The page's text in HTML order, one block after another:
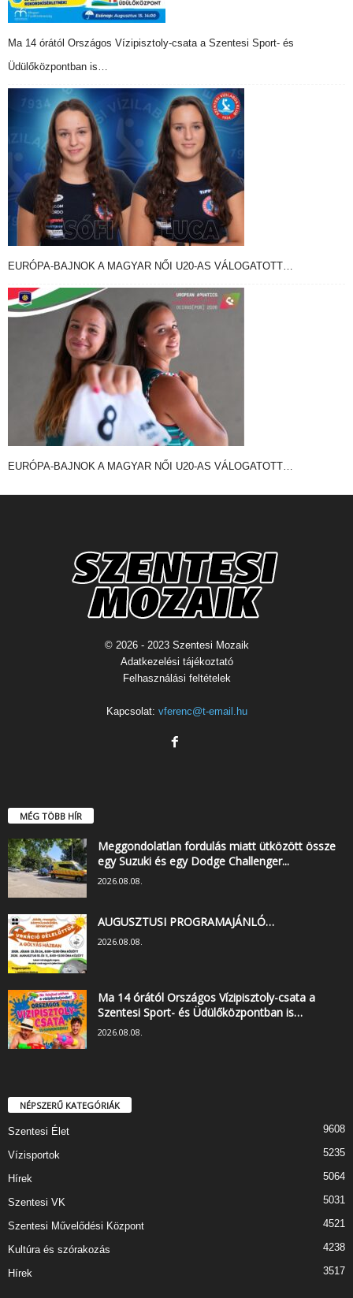
Ma 14 órától Országos Vízipisztoly-csata a Szentesi Sport- és
Üdülőközpontban is…
EURÓPA-BAJNOK A MAGYAR NŐI U20-AS VÁLOGATOTT…
EURÓPA-BAJNOK A MAGYAR NŐI U20-AS VÁLOGATOTT…
© 2026 - 2023 Szentesi Mozaik
Adatkezelési tájékoztató
Felhasználási feltételek
Kapcsolat: vferenc@t-email.hu
MÉG TÖBB HÍR
Meggondolatlan fordulás miatt ütközött össze
egy Suzuki és egy Dodge Challenger...
2026.08.08.
AUGUSZTUSI PROGRAMAJÁNLÓ…
2026.08.08.
Ma 14 órától Országos Vízipisztoly-csata a
Szentesi Sport- és Üdülőközpontban is…
2026.08.08.
NÉPSZERŰ KATEGÓRIÁK
Szentesi Élet 9608
Vízisportok 5235
Hírek 5064
Szentesi VK 5031
Szentesi Művelődési Központ 4521
Kultúra és szórakozás 4238
Hírek 3517